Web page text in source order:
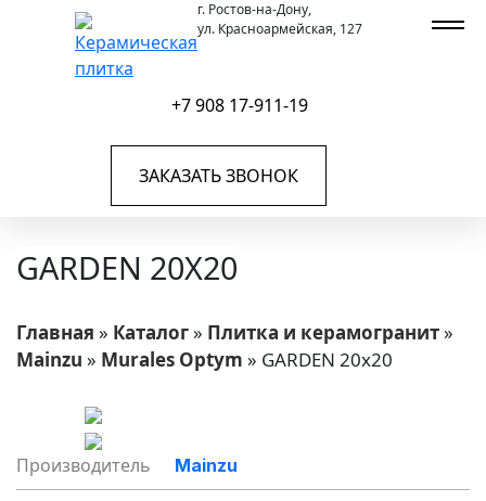
г. Ростов-на-Дону,
ул. Красноармейская, 127
+7 908 17-911-19
ЗАКАЗАТЬ ЗВОНОК
GARDEN 20X20
Главная » Каталог» Плитка и керамогранит»
Mainzu » Murales Optym » GARDEN 20x20
Производитель Mainzu